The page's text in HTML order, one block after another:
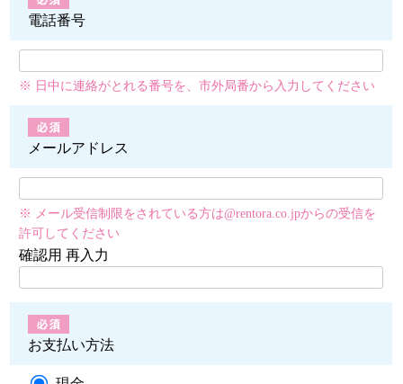
電話番号
※ 日中に連絡がとれる番号を、市外局番から入力してください
メールアドレス
※ メール受信制限をされている方は@rentora.co.jpからの受信を
許可してください
確認用 再入力
お支払い方法